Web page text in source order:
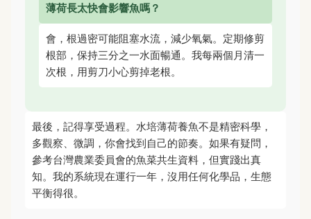
薄荷長太快會影響魚嗎？
會，根過密可能阻塞水流，減少氧氣。定期修剪
根部，保持三分之一水面暢通。我每兩個月清一
次根，用剪刀小心剪掉老根。
最後，記得享受過程。水培薄荷養魚不是精密科學，
多觀察、微調，你會找到自己的節奏。如果有疑問，
參考台灣農業委員會的魚菜共生資料，但實踐出真
知。我的系統現在運行一年，沒用任何化學品，生態
平衡得很。